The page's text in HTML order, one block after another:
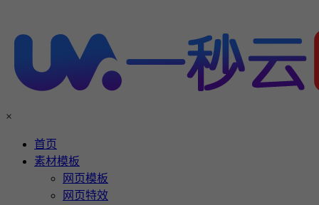
×
首页
素材模板
网页模板
网页特效